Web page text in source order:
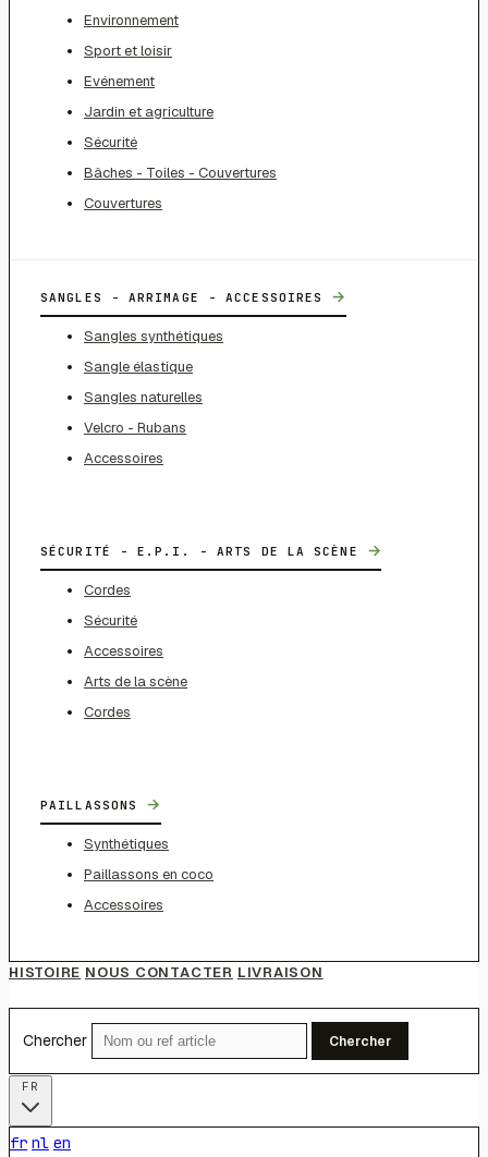
Environnement
Sport et loisir
Evénement
Jardin et agriculture
Sécurité
Bâches - Toiles - Couvertures
Couvertures
SANGLES - ARRIMAGE - ACCESSOIRES →
Sangles synthétiques
Sangle élastique
Sangles naturelles
Velcro - Rubans
Accessoires
SÉCURITÉ - E.P.I. - ARTS DE LA SCÈNE →
Cordes
Sécurité
Accessoires
Arts de la scène
Cordes
PAILLASSONS →
Synthétiques
Paillassons en coco
Accessoires
HISTOIRE NOUS CONTACTER LIVRAISON
Chercher Chercher
fr nl en